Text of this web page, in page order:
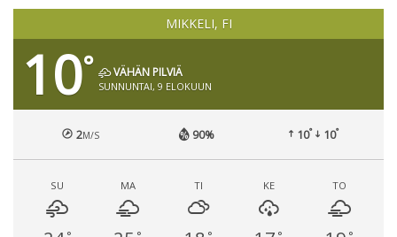
MIKKELI, FI
10° VÄHÄN PILVIÄ
SUNNUNTAI, 9 ELOKUUN
2M/S 90% 10° 10°
SU MA TI KE TO